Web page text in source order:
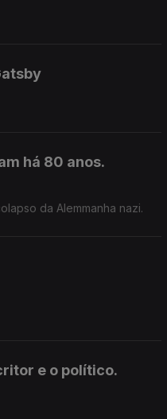
há 80 anos.
da Alemmanha nazi.
e o político.